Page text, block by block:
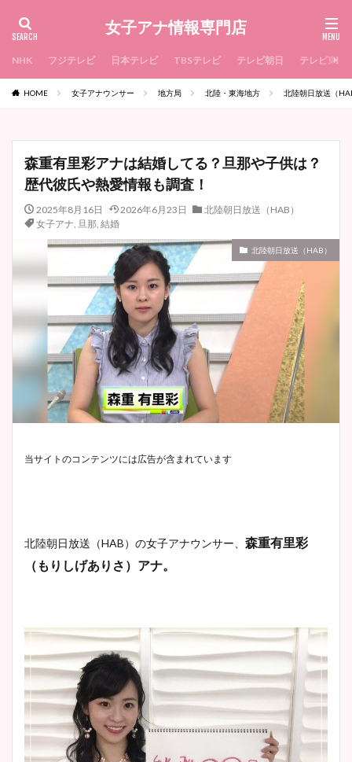
女子アナ情報専門店
NHK フジテレビ 日本テレビ TBSテレビ テレビ朝日 テレビ東京
HOME 女子アナウンサー 地方局 北陸・東海地方 北陸朝日放送（
森重有里彩アナは結婚してる？旦那や子供は？
歴代彼氏や熱愛情報も調査！
2025年8月16日 2026年6月23日
北陸朝日放送（HAB）
女子アナ, 旦那, 結婚
北陸朝日放送（HAB）
当サイトのコンテンツには広告が含まれています
北陸朝日放送（HAB）の女子アナウンサー、 森重有里彩
（もりしげありさ）アナ。